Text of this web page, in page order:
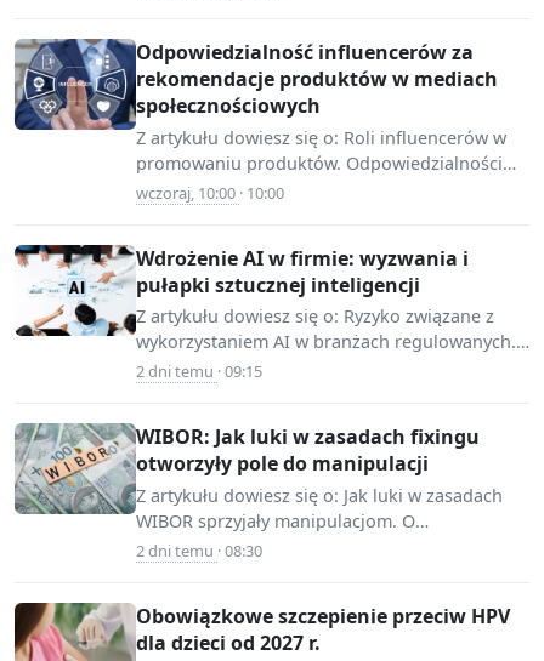
Odpowiedzialność influencerów za
rekomendacje produktów w mediach
społecznościowych
Z artykułu dowiesz się o: Roli influencerów w
promowaniu produktów. Odpowiedzialności
prawnej influencerów za rekomendacje.
wczoraj, 10:00 · 10:00
Wdrożenie AI w firmie: wyzwania i
pułapki sztucznej inteligencji
Z artykułu dowiesz się o: Ryzyko związane z
wykorzystaniem AI w branżach regulowanych.
Znaczenie odpowiedniego wdrożenia
2 dni temu · 09:15
WIBOR: Jak luki w zasadach fixingu
otworzyły pole do manipulacji
Z artykułu dowiesz się o: Jak luki w zasadach
WIBOR sprzyjały manipulacjom. O
konsekwencjach prawnych dla kredytobiorców.
2 dni temu · 08:30
Obowiązkowe szczepienie przeciw HPV
dla dzieci od 2027 r.